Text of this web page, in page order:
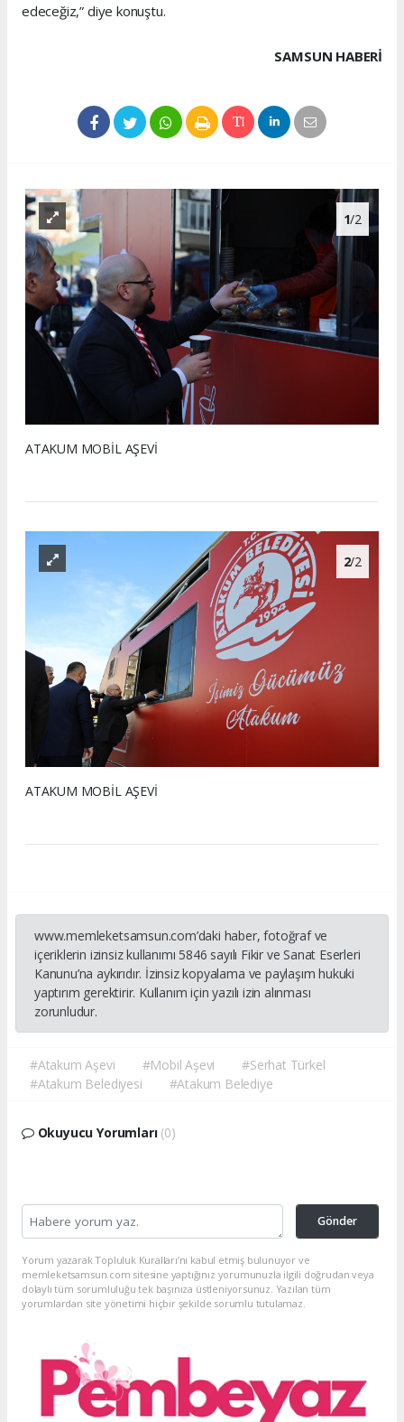
edeceğiz,” diye konuştu.
SAMSUN HABERİ
1/2
ATAKUM MOBİL AŞEVİ
2/2
ATAKUM MOBİL AŞEVİ
www.memleketsamsun.com’daki haber, fotoğraf ve
içeriklerin izinsiz kullanımı 5846 sayılı Fikir ve Sanat Eserleri
Kanunu’na aykırıdır. İzinsiz kopyalama ve paylaşım hukuki
yaptırım gerektirir. Kullanım için yazılı izin alınması
zorunludur.
#Atakum Aşevi #Mobil Aşevi
#Serhat Türkel
#Atakum Belediyesi
#Atakum Belediye
Okuyucu Yorumları (0)
Gönder
Yorum yazarak Topluluk Kuralları’nı kabul etmiş bulunuyor ve
memleketsamsun.com sitesine yaptığınız yorumunuzla ilgili doğrudan veya
dolaylı tüm sorumluluğu tek başınıza üstleniyorsunuz. Yazılan tüm
yorumlardan site yönetimi hiçbir şekilde sorumlu tutulamaz.